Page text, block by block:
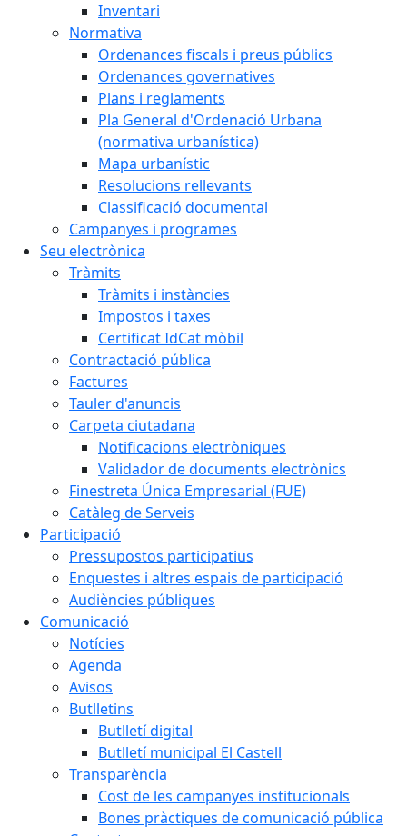
Inventari
Normativa
Ordenances fiscals i preus públics
Ordenances governatives
Plans i reglaments
Pla General d'Ordenació Urbana
(normativa urbanística)
Mapa urbanístic
Resolucions rellevants
Classificació documental
Campanyes i programes
Seu electrònica
Tràmits
Tràmits i instàncies
Impostos i taxes
Certificat IdCat mòbil
Contractació pública
Factures
Tauler d'anuncis
Carpeta ciutadana
Notificacions electròniques
Validador de documents electrònics
Finestreta Única Empresarial (FUE)
Catàleg de Serveis
Participació
Pressupostos participatius
Enquestes i altres espais de participació
Audiències públiques
Comunicació
Notícies
Agenda
Avisos
Butlletins
Butlletí digital
Butlletí municipal El Castell
Transparència
Cost de les campanyes institucionals
Bones pràctiques de comunicació pública